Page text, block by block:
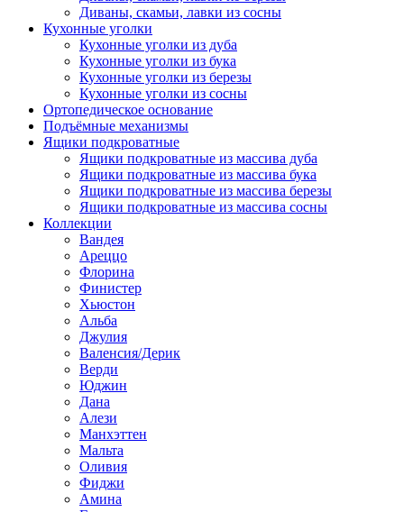
Диваны, скамьи, лавки из сосны
Кухонные уголки
Кухонные уголки из дуба
Кухонные уголки из бука
Кухонные уголки из березы
Кухонные уголки из сосны
Ортопедическое основание
Подъёмные механизмы
Ящики подкроватные
Ящики подкроватные из массива дуба
Ящики подкроватные из массива бука
Ящики подкроватные из массива березы
Ящики подкроватные из массива сосны
Коллекции
Вандея
Ареццо
Флорина
Финистер
Хьюстон
Альба
Джулия
Валенсия/Дерик
Верди
Юджин
Дана
Алези
Манхэттен
Мальта
Оливия
Фиджи
Амина